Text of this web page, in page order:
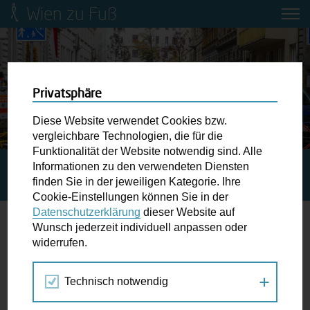
Wien zu Fuß
Mobilitätsbildung für Kinder und
Jugendliche
Ringstraße-Neugestaltung
Wiener Fußwegekarte
Newsletter abonnieren
Wunschbox
der Ampel ...
STARTSEITE BLOG
WIEDEN UND OTTAKRING: ZWEI
NEUE SCHULSTRASSEN AB 3. NOVEMBER
Wieden und Ottakring: Zwei neue
Schulstraßen ab 3. November
Privatsphäre
Diese Website verwendet Cookies bzw.
vergleichbare Technologien, die für die
Funktionalität der Website notwendig sind. Alle
Informationen zu den verwendeten Diensten
finden Sie in der jeweiligen Kategorie. Ihre
Cookie-Einstellungen können Sie in der
Datenschutzerklärung dieser Website auf
Wunsch jederzeit individuell anpassen oder
widerrufen.
Technisch notwendig